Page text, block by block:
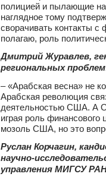
полицией и пылающие
наглядное тому
сворачивать контакты с
полагаю, роль
Дмитрий Журавлев,
региональных
– «Арабская весна» не
Арабская революция
деятельностью США. А
играя роль финансового
мозоль США, но это
Руслан Корчагин,
научно-
управления МИГСУ